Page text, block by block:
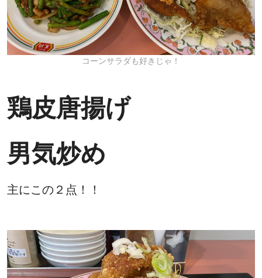
コーンサラダも好きじゃ！
鶏皮唐揚げ
男気炒め
主にこの２点！！